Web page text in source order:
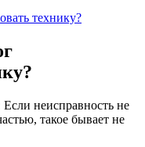
технику?
Если неисправность не
такое бывает не